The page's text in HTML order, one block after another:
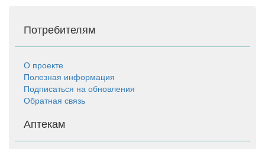
Потребителям
О проекте
Полезная информация
Подписаться на обновления
Обратная связь
Аптекам